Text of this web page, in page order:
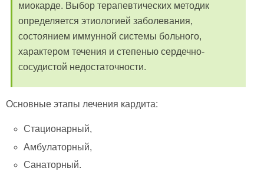
миокарде. Выбор терапевтических методик
определяется этиологией заболевания,
состоянием иммунной системы больного,
характером течения и степенью сердечно-
сосудистой недостаточности.
Основные этапы лечения кардита:
Стационарный,
Амбулаторный,
Санаторный.